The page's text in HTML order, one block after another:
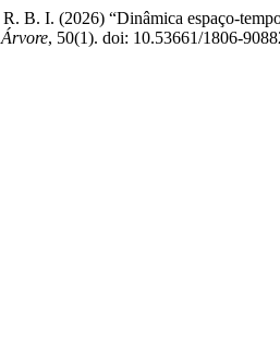
B. I. (2026) “Dinâmica espaço-
, 50(1). doi: 10.53661/1806-